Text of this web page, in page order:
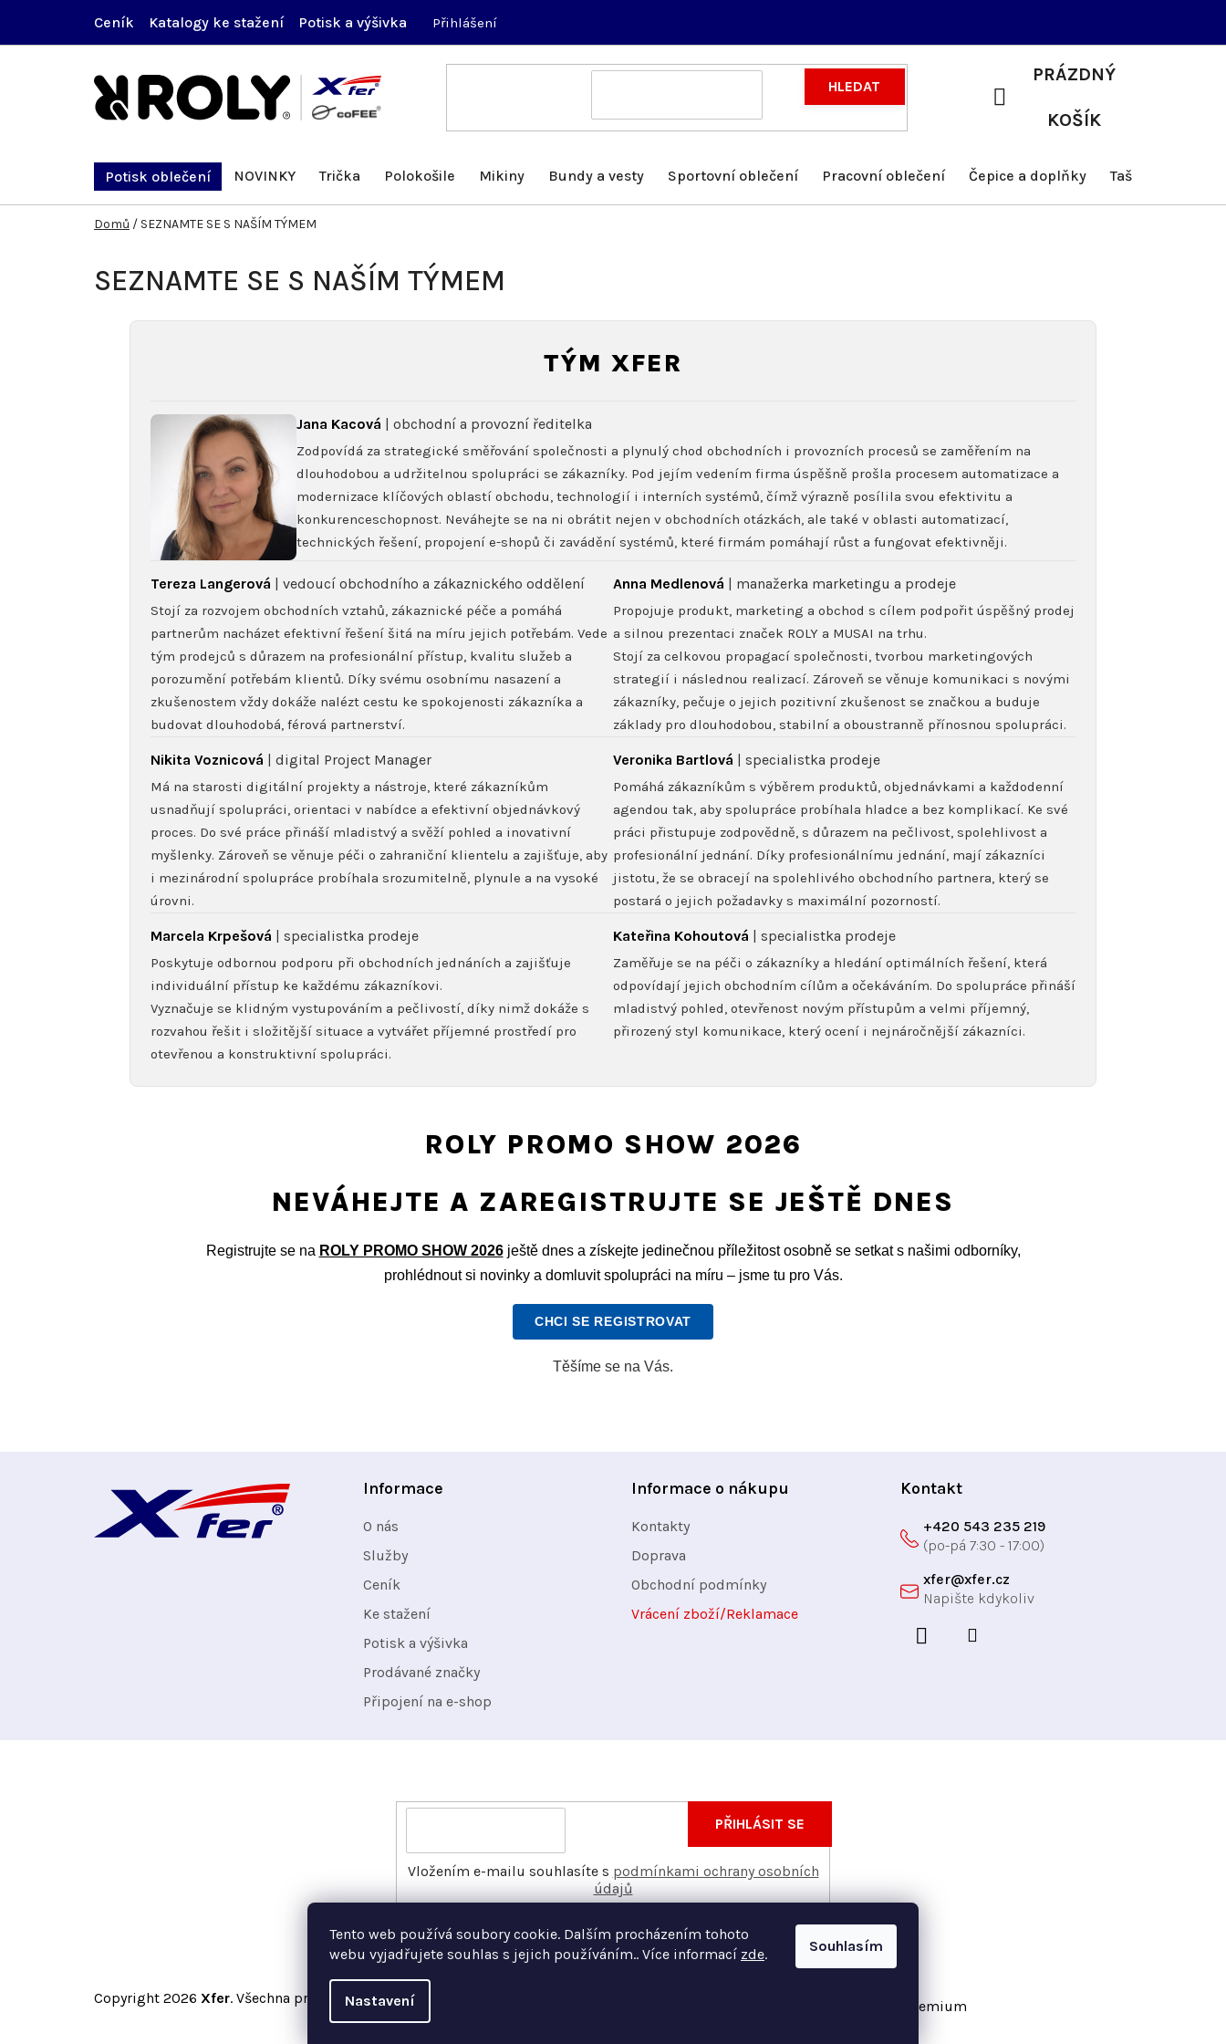
Tento web používá soubory cookie. Dalším procházením tohoto
webu vyjadřujete souhlas s jejich používáním.. Více informací zde.
Nastavení
Souhlasím
obsah
Ceník Katalogy ke stažení Potisk a výšivka Přihlášení
HLEDAT
NÁKUPNÍ
PRÁZDNÝ
KOŠÍK
Potisk oblečení NOVINKY Trička Polokošile Mikiny Bundy a vesty Sportovní oblečení Pracovní oblečení Čepice a doplňky Tašky a batohy
Domů / SEZNAMTE SE S NAŠÍM TÝMEM
SEZNAMTE SE S NAŠÍM TÝMEM
TÝM XFER
Jana Kacová | obchodní a provozní ředitelka
Zodpovídá za strategické směřování společnosti a plynulý chod obchodních i provozních procesů se zaměřením na
dlouhodobou a udržitelnou spolupráci se zákazníky. Pod jejím vedením firma úspěšně prošla procesem automatizace a
modernizace klíčových oblastí obchodu, technologií i interních systémů, čímž výrazně posílila svou efektivitu a
konkurenceschopnost. Neváhejte se na ni obrátit nejen v obchodních otázkách, ale také v oblasti automatizací,
technických řešení, propojení e-shopů či zavádění systémů, které firmám pomáhají růst a fungovat efektivněji.
Tereza Langerová | vedoucí obchodního a zákaznického oddělení
Stojí za rozvojem obchodních vztahů, zákaznické péče a pomáhá
partnerům nacházet efektivní řešení šitá na míru jejich potřebám. Vede
tým prodejců s důrazem na profesionální přístup, kvalitu služeb a
porozumění potřebám klientů. Díky svému osobnímu nasazení a
zkušenostem vždy dokáže nalézt cestu ke spokojenosti zákazníka a
budovat dlouhodobá, férová partnerství.
Anna Medlenová | manažerka marketingu a prodeje
Propojuje produkt, marketing a obchod s cílem podpořit úspěšný prodej
a silnou prezentaci značek ROLY a MUSAI na trhu.
Stojí za celkovou propagací společnosti, tvorbou marketingových
strategií i následnou realizací. Zároveň se věnuje komunikaci s novými
zákazníky, pečuje o jejich pozitivní zkušenost se značkou a buduje
základy pro dlouhodobou, stabilní a oboustranně přínosnou spolupráci.
Nikita Voznicová | digital Project Manager
Má na starosti digitální projekty a nástroje, které zákazníkům
usnadňují spolupráci, orientaci v nabídce a efektivní objednávkový
proces. Do své práce přináší mladistvý a svěží pohled a inovativní
myšlenky. Zároveň se věnuje péči o zahraniční klientelu a zajišťuje, aby
i mezinárodní spolupráce probíhala srozumitelně, plynule a na vysoké
úrovni.
Veronika Bartlová | specialistka prodeje
Pomáhá zákazníkům s výběrem produktů, objednávkami a každodenní
agendou tak, aby spolupráce probíhala hladce a bez komplikací. Ke své
práci přistupuje zodpovědně, s důrazem na pečlivost, spolehlivost a
profesionální jednání. Díky profesionálnímu jednání, mají zákazníci
jistotu, že se obracejí na spolehlivého obchodního partnera, který se
postará o jejich požadavky s maximální pozorností.
Marcela Krpešová | specialistka prodeje
Poskytuje odbornou podporu při obchodních jednáních a zajišťuje
individuální přístup ke každému zákazníkovi.
Vyznačuje se klidným vystupováním a pečlivostí, díky nimž dokáže s
rozvahou řešit i složitější situace a vytvářet příjemné prostředí pro
otevřenou a konstruktivní spolupráci.
Kateřina Kohoutová | specialistka prodeje
Zaměřuje se na péči o zákazníky a hledání optimálních řešení, která
odpovídají jejich obchodním cílům a očekáváním. Do spolupráce přináší
mladistvý pohled, otevřenost novým přístupům a velmi příjemný,
přirozený styl komunikace, který ocení i nejnáročnější zákazníci.
ROLY PROMO SHOW 2026
NEVÁHEJTE A ZAREGISTRUJTE SE JEŠTĚ DNES
Registrujte se na ROLY PROMO SHOW 2026ještě dnes a získejte jedinečnou příležitost osobně se setkat s našimi odborníky,
prohlédnout si novinky a domluvit spolupráci na míru – jsme tu pro Vás.
CHCI SE REGISTROVAT
Těšíme se na Vás.
Informace
O nás
Služby
Ceník
Ke stažení
Potisk a výšivka
Prodávané značky
Připojení na e-shop
Informace o nákupu
Kontakty
Doprava
Obchodní podmínky
Vrácení zboží/Reklamace
Kontakt
xfer@xfer.cz
+420 543 235 219
Vložte svůj e-mail a my vám budeme zasílat informace o nových produktech na našem e-shopu.
Vložením e-mailu souhlasíte s podmínkami ochrany osobních
údajů
PŘIHLÁSIT SE
Vytvořil Shoptet Premium
Copyright 2026 Xfer. Všechna práva vyhrazena.